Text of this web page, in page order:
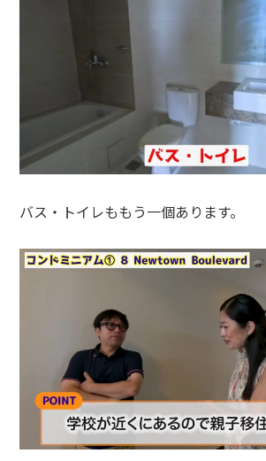
バス・トイレももう一個あります。